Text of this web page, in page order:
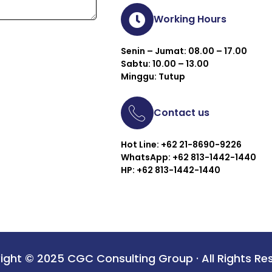
Working Hours
Senin – Jumat: 08.00 – 17.00
Sabtu: 10.00 – 13.00
Minggu: Tutup
Contact us
Hot Line: +62 21-8690-9226
WhatsApp: +62 813-1442-1440
HP: +62 813-1442-1440
© 2025 CGC Consulting Group · All Rights